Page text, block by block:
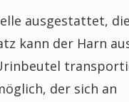
ausgestattet,
kann der Harn
der sich an